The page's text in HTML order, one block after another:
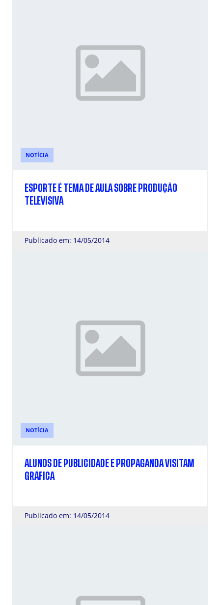
NOTÍCIA
ESPORTE É TEMA DE AULA SOBRE PRODUÇÃO
TELEVISIVA
Publicado em: 14/05/2014
NOTÍCIA
ALUNOS DE PUBLICIDADE E PROPAGANDA VISITAM
GRÁFICA
Publicado em: 14/05/2014